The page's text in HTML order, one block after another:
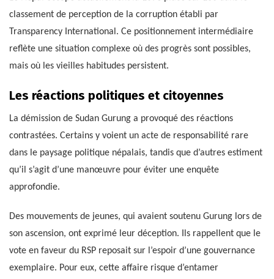
classement de perception de la corruption établi par
Transparency International. Ce positionnement intermédiaire
reflète une situation complexe où des progrès sont possibles,
mais où les vieilles habitudes persistent.
Les réactions politiques et citoyennes
La démission de Sudan Gurung a provoqué des réactions
contrastées. Certains y voient un acte de responsabilité rare
dans le paysage politique népalais, tandis que d’autres estiment
qu’il s’agit d’une manœuvre pour éviter une enquête
approfondie.
Des mouvements de jeunes, qui avaient soutenu Gurung lors de
son ascension, ont exprimé leur déception. Ils rappellent que le
vote en faveur du RSP reposait sur l’espoir d’une gouvernance
exemplaire. Pour eux, cette affaire risque d’entamer